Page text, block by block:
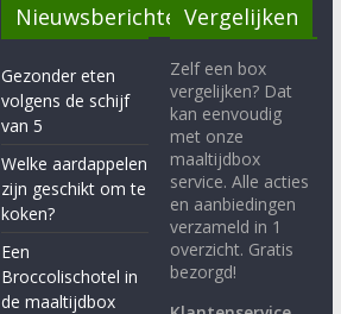
Nieuwsberichten
Gezonder eten
volgens de schijf
van 5
Welke aardappelen
zijn geschikt om te
koken?
Een
Broccolischotel in
de maaltijdbox
Vergelijken
Zelf een box
vergelijken? Dat
kan eenvoudig
met onze
maaltijdbox
service. Alle acties
en aanbiedingen
verzameld in 1
overzicht. Gratis
bezorgd!